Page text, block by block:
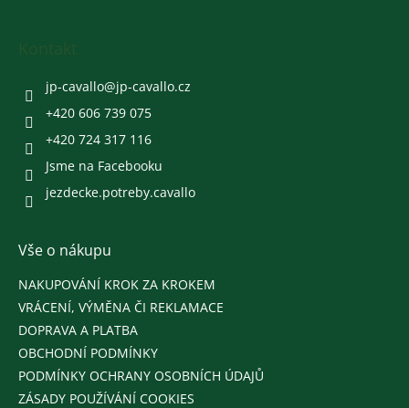
jp-cavallo@jp-cavallo.cz
+420 606 739 075
+420 724 317 116
Jsme na Facebooku
jezdecke.potreby.cavallo
Vše o nákupu
NAKUPOVÁNÍ KROK ZA KROKEM
VRÁCENÍ, VÝMĚNA ČI REKLAMACE
DOPRAVA A PLATBA
OBCHODNÍ PODMÍNKY
PODMÍNKY OCHRANY OSOBNÍCH ÚDAJŮ
ZÁSADY POUŽÍVÁNÍ COOKIES